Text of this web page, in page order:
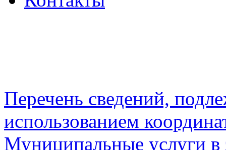
Перечень сведений,
использованием
Муниципальные услуги в